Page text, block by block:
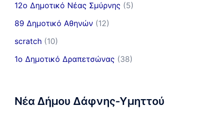
12ο Δημοτικό Νέας Σμύρνης (5)
89 Δημοτικό Αθηνών (12)
scratch (10)
1ο Δημοτικό Δραπετσώνας (38)
Νέα Δήμου Δάφνης-Υμηττού